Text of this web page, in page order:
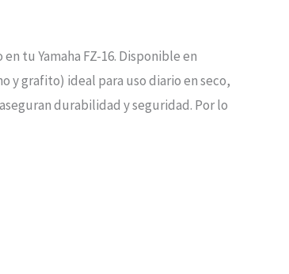
tu Yamaha FZ-16. Disponible en
y grafito) ideal para uso diario en seco,
durabilidad y seguridad. Por lo